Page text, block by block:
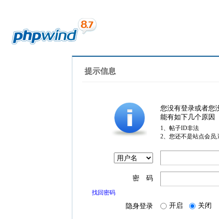
提示信息
您没有登录或者您
能有如下几个原因
1、帖子ID非法
2、您还不是站点会员
密 码
找回密码
隐身登录 开启 关闭